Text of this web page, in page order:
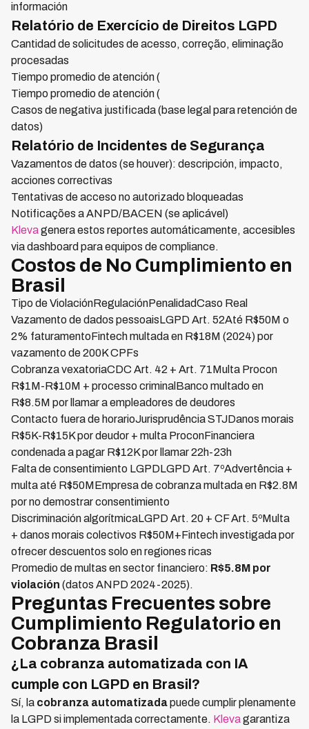
información
Relatório de Exercício de Direitos LGPD
Cantidad de solicitudes de acesso, correção, eliminação
procesadas
Tiempo promedio de atención (
Tiempo promedio de atención (
Casos de negativa justificada (base legal para retención de
datos)
Relatório de Incidentes de Segurança
Vazamentos de datos (se houver): descripción, impacto,
acciones correctivas
Tentativas de acceso no autorizado bloqueadas
Notificações a ANPD/BACEN (se aplicável)
Klevagenera estos reportes automáticamente, accesibles
via dashboard para equipos de compliance.
Costos de No Cumplimiento en
Brasil
Tipo de ViolaciónRegulaciónPenalidadCaso Real
Vazamento de dados pessoaisLGPD Art. 52Até R$50M o
2% faturamentoFintech multada en R$18M (2024) por
vazamento de 200K CPFs
Cobranza vexatoriaCDC Art. 42 + Art. 71Multa Procon
R$1M-R$10M + processo criminalBanco multado en
R$8.5M por llamar a empleadores de deudores
Contacto fuera de horarioJurisprudência STJDanos morais
R$5K-R$15K por deudor + multa ProconFinanciera
condenada a pagar R$12K por llamar 22h-23h
Falta de consentimiento LGPDLGPD Art. 7ºAdvertência +
multa até R$50MEmpresa de cobranza multada en R$2.8M
por no demostrar consentimiento
Discriminación algorítmicaLGPD Art. 20 + CF Art. 5ºMulta
+ danos morais colectivos R$50M+Fintech investigada por
ofrecer descuentos solo en regiones ricas
Promedio de multas en sector financiero: R$5.8M por
violación (datos ANPD 2024-2025).
Preguntas Frecuentes sobre
Cumplimiento Regulatorio en
Cobranza Brasil
¿La cobranza automatizada con IA
cumple con LGPD en Brasil?
Sí, la cobranza automatizadapuede cumplir plenamente
la LGPD si implementada correctamente. Klevagarantiza